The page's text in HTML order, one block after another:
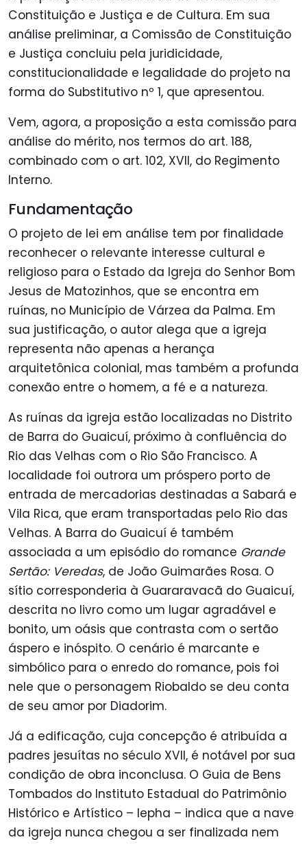
Constituição e Justiça e de Cultura. Em sua
análise preliminar, a Comissão de Constituição
e Justiça concluiu pela juridicidade,
constitucionalidade e legalidade do projeto na
forma do Substitutivo nº 1, que apresentou.
Vem, agora, a proposição a esta comissão para
análise do mérito, nos termos do art. 188,
combinado com o art. 102, XVII, do Regimento
Interno.
Fundamentação
O projeto de lei em análise tem por finalidade
reconhecer o relevante interesse cultural e
religioso para o Estado da Igreja do Senhor Bom
Jesus de Matozinhos, que se encontra em
ruínas, no Município de Várzea da Palma. Em
sua justificação, o autor alega que a igreja
representa não apenas a herança
arquitetônica colonial, mas também a profunda
conexão entre o homem, a fé e a natureza.
As ruínas da igreja estão localizadas no Distrito
de Barra do Guaicuí, próximo à confluência do
Rio das Velhas com o Rio São Francisco. A
localidade foi outrora um próspero porto de
entrada de mercadorias destinadas a Sabará e
Vila Rica, que eram transportadas pelo Rio das
Velhas. A Barra do Guaicuí é também
associada a um episódio do romance Grande
Sertão: Veredas, de João Guimarães Rosa. O
sítio corresponderia à Guararavacã do Guaicuí,
descrita no livro como um lugar agradável e
bonito, um oásis que contrasta com o sertão
áspero e inóspito. O cenário é marcante e
simbólico para o enredo do romance, pois foi
nele que o personagem Riobaldo se deu conta
de seu amor por Diadorim.
Já a edificação, cuja concepção é atribuída a
padres jesuítas no século XVII, é notável por sua
condição de obra inconclusa. O Guia de Bens
Tombados do Instituto Estadual do Patrimônio
Histórico e Artístico – Iepha – indica que a nave
da igreja nunca chegou a ser finalizada nem